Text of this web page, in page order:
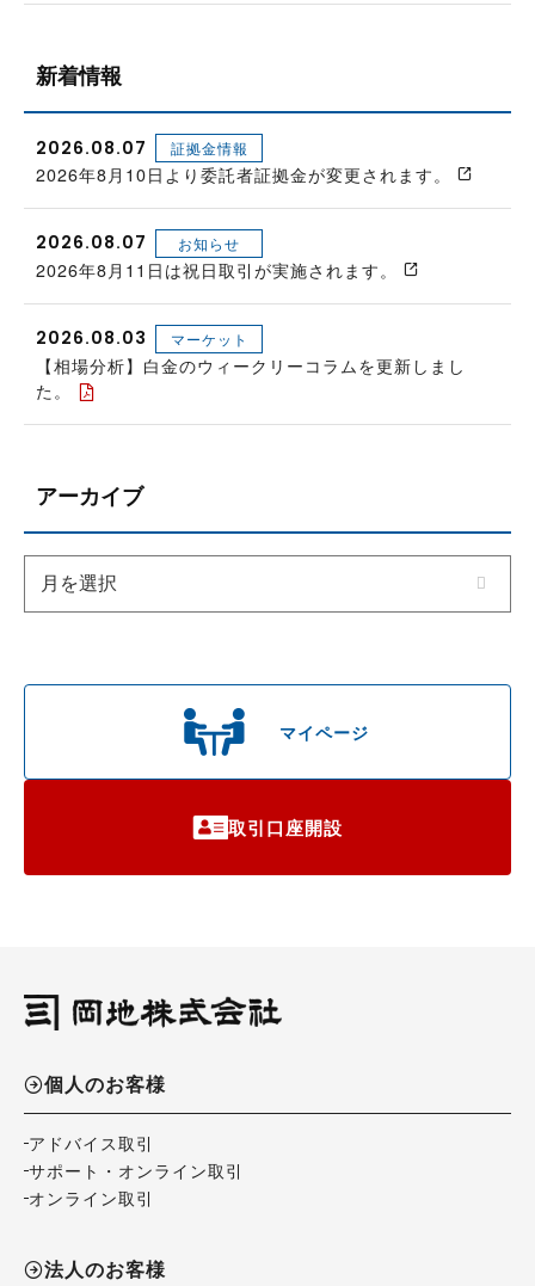
マイページ
取引口座開設
新着情報
2026.08.07 証拠金情報
2026年8月10日より委託者証拠金が変更されます。
2026.08.07 お知らせ
2026年8月11日は祝日取引が実施されます。
2026.08.03 マーケット
【相場分析】白金のウィークリーコラムを更新しまし
た。
アーカイブ
個人のお客様
アドバイス取引
サポート・オンライン取引
オンライン取引
法人のお客様